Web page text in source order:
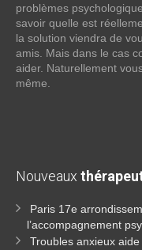
problèmes
savoir quelle est
la solution viendra de
amis. Mais dans le cas
aider. Naturellement
même.
Nouveaux
Paris 17e
l’accompagnement
Troubles anxieux